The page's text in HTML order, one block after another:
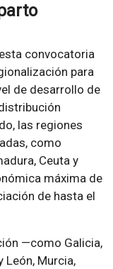
convocatoria
para
de desarrollo de
las regiones
como
Ceuta y
máxima de
de hasta el
—como Galicia,
León, Murcia,